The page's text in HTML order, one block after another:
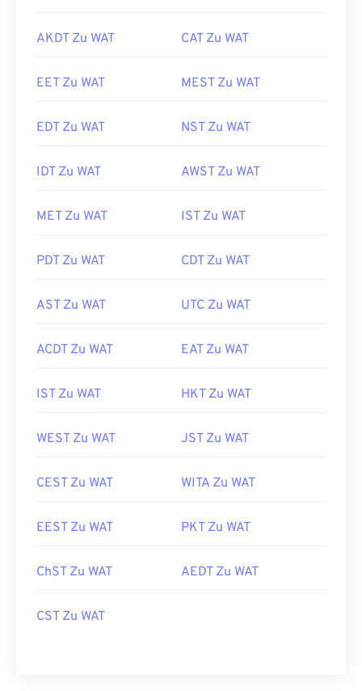
AKDT Zu WAT CAT Zu WAT
EET Zu WAT MEST Zu WAT
EDT Zu WAT NST Zu WAT
IDT Zu WAT AWST Zu WAT
MET Zu WAT IST Zu WAT
PDT Zu WAT CDT Zu WAT
AST Zu WAT UTC Zu WAT
ACDT Zu WAT EAT Zu WAT
IST Zu WAT HKT Zu WAT
WEST Zu WAT JST Zu WAT
CEST Zu WAT WITA Zu WAT
EEST Zu WAT PKT Zu WAT
ChST Zu WAT AEDT Zu WAT
CST Zu WAT